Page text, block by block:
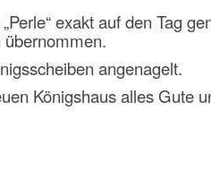
exakt auf den Tag
angenagelt.
Königshaus alles Gute